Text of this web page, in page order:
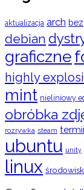
aktualizacja arch
debian
graficzne
highly
mint nieliniowy
obróbka
rozrywka steam
ubuntu unity
linux